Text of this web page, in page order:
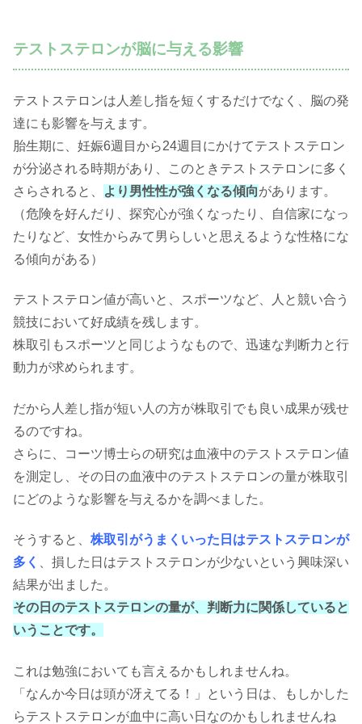
テストステロンが脳に与える影響
テストステロンは人差し指を短くするだけでなく、脳の発
達にも影響を与えます。
胎生期に、妊娠6週目から24週目にかけてテストステロン
が分泌される時期があり、このときテストステロンに多く
さらされると、
より男性性が強くなる傾向があります。
（危険を好んだり、探究心が強くなったり、自信家になっ
たりなど、女性からみて男らしいと思えるような性格にな
る傾向がある）
テストステロン値が高いと、スポーツなど、人と競い合う
競技において好成績を残します。
株取引もスポーツと同じようなもので、迅速な判断力と行
動力が求められます。
だから人差し指が短い人の方が株取引でも良い成果が残せ
るのですね。
さらに、コーツ博士らの研究は血液中のテストステロン値
を測定し、その日の血液中のテストステロンの量が株取引
にどのような影響を与えるかを調べました。
そうすると、 株取引がうまくいった日はテストステロンが
多く
、損した日はテストステロンが少ないという興味深い
結果が出ました。
その日のテストステロンの量が、判断力に関係していると
いうことです。
これは勉強においても言えるかもしれませんね。
「なんか今日は頭が冴えてる！」という日は、もしかした
らテストステロンが血中に高い日なのかもしれませんね